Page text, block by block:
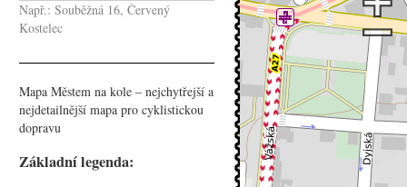
Např.: Souběžná 16, Červený
Kostelec
Mapa Městem na kole – nejchytřejší a
nejdetailnější mapa pro cyklistickou
dopravu
Základní legenda: